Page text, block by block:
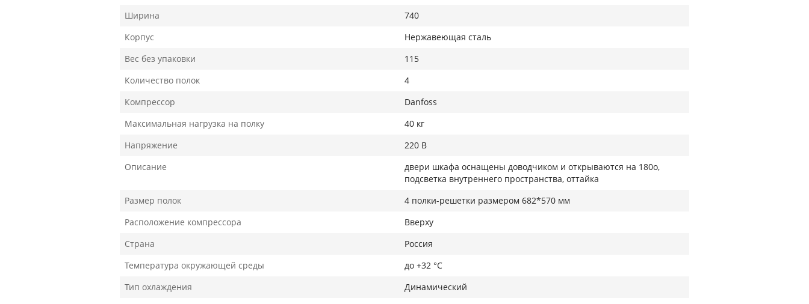
Ширина
740
Корпус
Нержавеющая сталь
Вес без упаковки
115
Количество полок
4
Компрессор
Danfoss
Максимальная нагрузка на полку
40 кг
Напряжение
220 В
Описание
двери шкафа оснащены доводчиком и открываются на 180о,
подсветка внутреннего пространства, оттайка
Размер полок
4 полки-решетки размером 682*570 мм
Расположение компрессора
Вверху
Страна
Россия
Температура окружающей среды
до +32 °С
Тип охлаждения
Динамический